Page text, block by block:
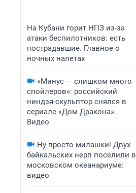
На Кубани горит НПЗ из-за
атаки беспилотников: есть
пострадавшие. Главное о
ночных налетах
«Минус — слишком много
спойлеров»: российский
ниндзя-скульптор снялся в
сериале «Дом Дракона».
Видео
Ну просто милашки! Двух
байкальских нерп поселили в
московском океанариуме:
видео